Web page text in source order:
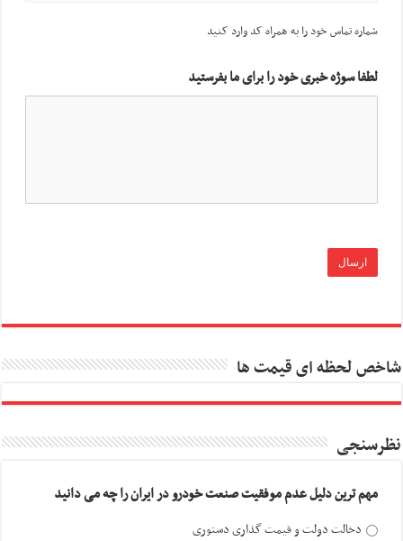
شماره تماس خود را به همراه کد وارد کنید
لطفا سوژه خبری خود را برای ما بفرستید
شاخص لحظه ای قیمت ها
نظرسنجی
مهم ترین دلیل عدم موفقیت صنعت خودرو در ایران را چه می دانید
دخالت دولت و قیمت گذاری دستوری